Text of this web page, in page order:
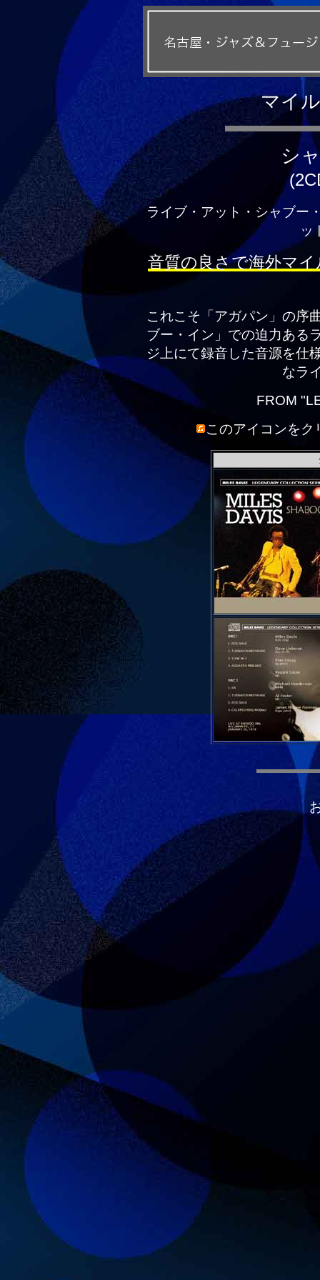
マイ
シ
ライブ・アット・シャブー
ッ
音質の良さで海外マ
これこそ「アガパン」の序
ブー・イン」での迫力ある
ジ上にて録音した音源を仕
なラ
FROM
このアイコンを